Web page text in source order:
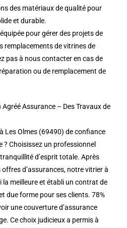
des matériaux de qualité pour
et durable.
pour gérer des projets de
remplacements de vitrines de
pas à nous contacter en cas de
ou de remplacement de
Assurance – Des Travaux de
Les Olmes (69490) de confiance
Choisissez un professionnel
d’esprit totale. Après
d’assurances, notre vitrier à
la meilleure et établi un contrat de
due forme pour ses clients. 78%
une couverture d’assurance
Ce choix judicieux a permis à